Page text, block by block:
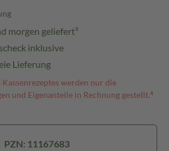
morgen geliefert³
inklusive
Lieferung
werden nur die
und Eigenanteile in Rechnung gestellt.⁴
PZN: 11167683